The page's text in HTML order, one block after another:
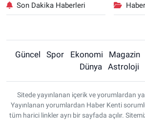
Son Dakika Haberleri
Güncel Spor Ekonomi Magazin
Dünya
Astroloji
Sitede yayınlanan içerik ve yorumlardan
Yayınlanan yorumlardan Haber Kenti
tüm harici linkler ayrı bir sayfada açılır.